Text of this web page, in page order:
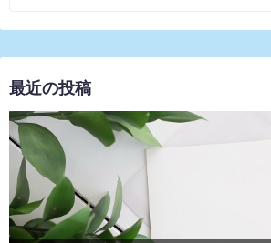
最近の投稿